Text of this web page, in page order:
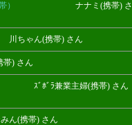
）
ナナミ(携帯) さ
(携帯) さん
ん
ﾗ兼業主婦(携帯) さん
帯) さん